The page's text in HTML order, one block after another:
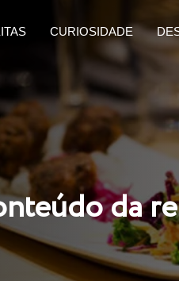
CURIOSIDADE
da